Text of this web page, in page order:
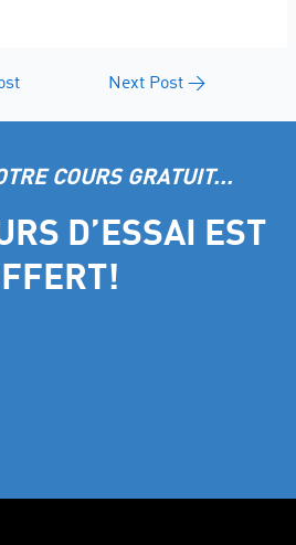
Next Post→
COURS GRATUIT...
D’ESSAI EST